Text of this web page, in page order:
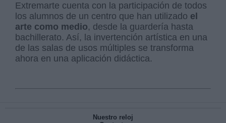
Extremarte cuenta con la participación de todos
los alumnos de un centro que han utilizado el
arte como medio, desde la guardería hasta
bachillerato. Así, la invertención artística en una
de las salas de usos múltiples se transforma
ahora en una aplicación didáctica.
Nuestro reloj